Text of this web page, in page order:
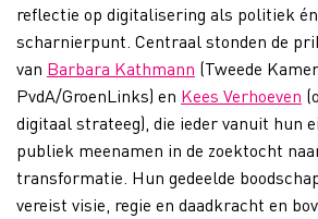
reflectie op digitalisering als politiek
scharnierpunt. Centraal stonden de
van Barbara Kathmann (Tweede
PvdA/GroenLinks) en Kees Verhoeven
digitaal strateeg), die ieder vanuit hun
publiek meenamen in de zoektocht
transformatie. Hun gedeelde
vereist visie, regie en daadkracht en